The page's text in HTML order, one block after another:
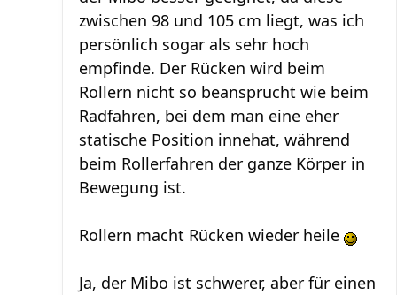
zwischen 98 und 105 cm liegt, was ich
persönlich sogar als sehr hoch
empfinde. Der Rücken wird beim
Rollern nicht so beansprucht wie beim
Radfahren, bei dem man eine eher
statische Position innehat, während
beim Rollerfahren der ganze Körper in
Bewegung ist.
Rollern macht Rücken wieder heile
Ja, der Mibo ist schwerer, aber für einen